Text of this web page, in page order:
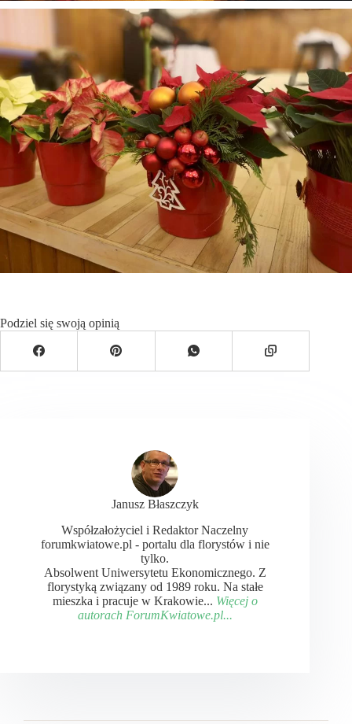
Podziel się swoją opinią
Janusz Błaszczyk
Współzałożyciel i Redaktor Naczelny
forumkwiatowe.pl - portalu dla florystów i nie
tylko.
Absolwent Uniwersytetu Ekonomicznego. Z
florystyką związany od 1989 roku. Na stałe
mieszka i pracuje w Krakowie... Więcej o
autorach ForumKwiatowe.pl...